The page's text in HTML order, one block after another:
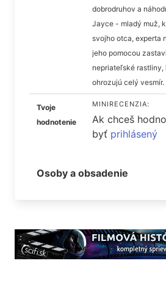
dobrodruhov a
Jayce - mladý muž,
svojho otca, experta
jeho pomocou
nepriateľské rastliny,
ohrozujú celý vesmír.
Tvoje
hodnotenie
MINIRECENZIA:
Ak chceš
byť prihlásený
Osoby a obsadenie